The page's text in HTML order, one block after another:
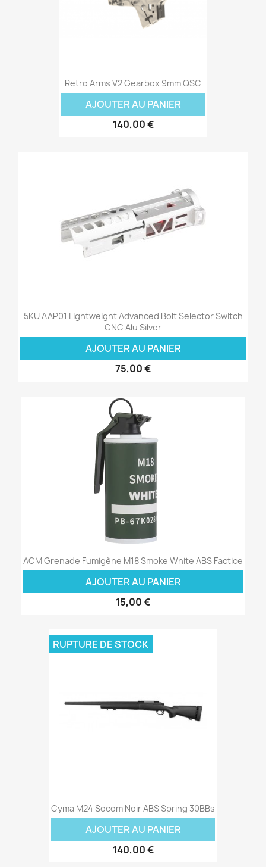
Retro Arms V2 Gearbox 9mm QSC
AJOUTER AU PANIER
140,00 €
5KU AAP01 Lightweight Advanced Bolt Selector Switch
CNC Alu Silver
AJOUTER AU PANIER
75,00 €
ACM Grenade Fumigène M18 Smoke White ABS Factice
AJOUTER AU PANIER
15,00 €
Cyma M24 Socom Noir ABS Spring 30BBs
AJOUTER AU PANIER
140,00 €
RUPTURE DE STOCK